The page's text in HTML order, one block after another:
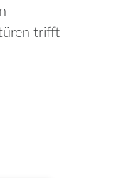
trifft